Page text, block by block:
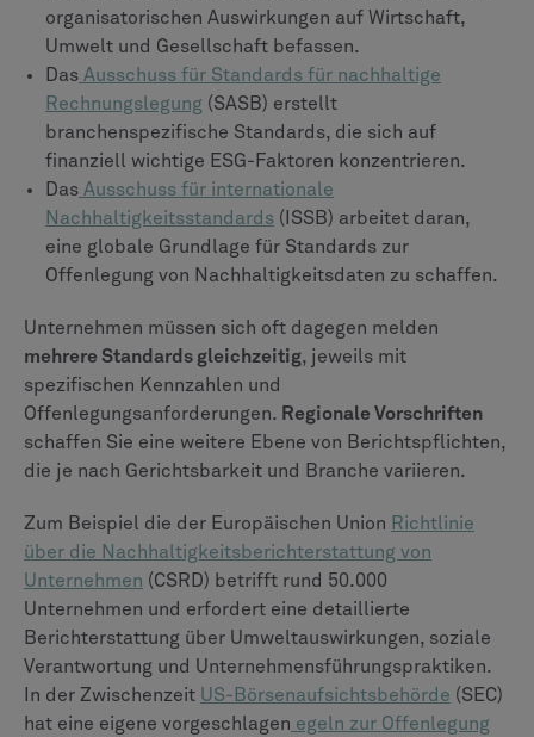
organisatorischen Auswirkungen auf Wirtschaft,
Umwelt und Gesellschaft befassen.
Das Ausschuss für Standards für nachhaltige
Rechnungslegung (SASB) erstellt
branchenspezifische Standards, die sich auf
finanziell wichtige ESG-Faktoren konzentrieren.
Das Ausschuss für internationale
Nachhaltigkeitsstandards (ISSB) arbeitet daran,
eine globale Grundlage für Standards zur
Offenlegung von Nachhaltigkeitsdaten zu schaffen.
Unternehmen müssen sich oft dagegen melden
mehrere Standards gleichzeitig, jeweils mit
spezifischen Kennzahlen und
Offenlegungsanforderungen. Regionale Vorschriften
schaffen Sie eine weitere Ebene von Berichtspflichten,
die je nach Gerichtsbarkeit und Branche variieren.
Zum Beispiel die der Europäischen Union Richtlinie
über die Nachhaltigkeitsberichterstattung von
Unternehmen (CSRD) betrifft rund 50.000
Unternehmen und erfordert eine detaillierte
Berichterstattung über Umweltauswirkungen, soziale
Verantwortung und Unternehmensführungspraktiken.
In der Zwischenzeit US-Börsenaufsichtsbehörde (SEC)
hat eine eigene vorgeschlagen egeln zur Offenlegung